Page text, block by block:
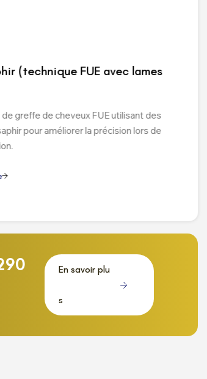
(technique FUE avec lames
de greffe de cheveux FUE utilisant des
pour améliorer la précision lors de
En savoir plu
s